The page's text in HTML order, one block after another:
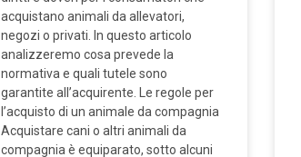
acquistano animali da allevatori,
negozi o privati. In questo articolo
analizzeremo cosa prevede la
normativa e quali tutele sono
garantite all’acquirente. Le regole per
l’acquisto di un animale da compagnia
Acquistare cani o altri animali da
compagnia è equiparato, sotto alcuni